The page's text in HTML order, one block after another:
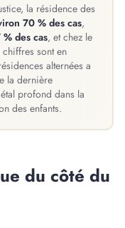
la résidence des
70 % des cas,
des cas, et chez le
chiffres sont en
alternées a
la dernière
profond dans la
des enfants.
du côté du